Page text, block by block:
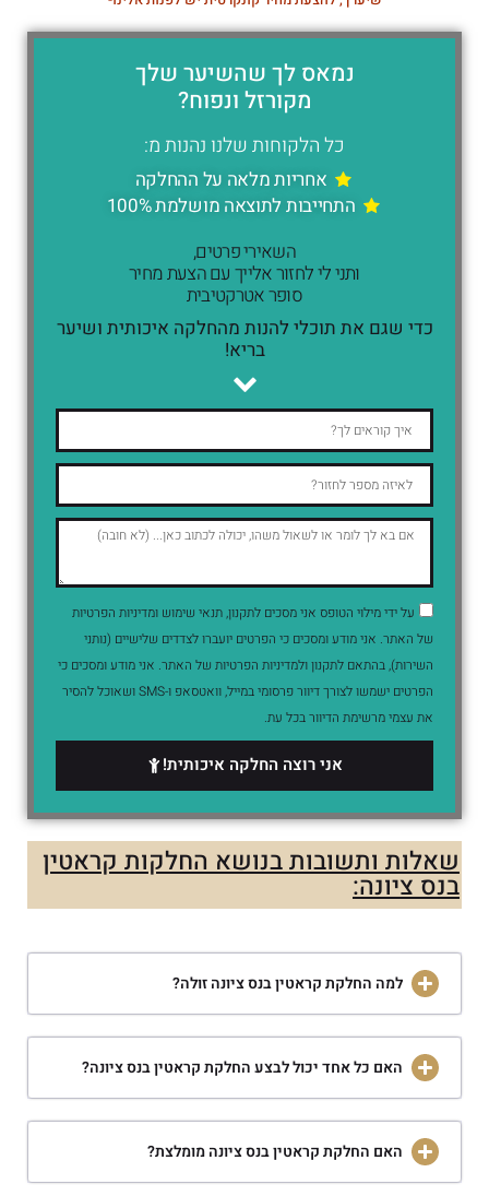
נמאס לך שהשיער שלך
מקורזל ונפוח?
כל הלקוחות שלנו נהנות מ:
אחריות מלאה על ההחלקה
התחייבות לתוצאה מושלמת 100%
השאירי פרטים,
ותני לי לחזור אלייך עם הצעת מחיר
סופר אטרקטיבית
כדי שגם את תוכלי להנות מהחלקה איכותית ושיער
בריא!
על ידי מילוי הטופס אני מסכים לתקנון, תנאי שימוש ומדיניות הפרטיות
של האתר. אני מודע ומסכים כי הפרטים יועברו לצדדים שלישיים (נותני
השירות), בהתאם לתקנון ולמדיניות הפרטיות של האתר. אני מודע ומסכים כי
הפרטים ישמשו לצורך דיוור פרסומי במייל, וואטסאפ ו-SMS ושאוכל להסיר
את עצמי מרשימת הדיוור בכל עת.
אני רוצה החלקה איכותית!
שאלות ותשובות בנושא החלקות קראטין
בנס ציונה:
למה החלקת קראטין בנס ציונה זולה?
האם כל אחד יכול לבצע החלקת קראטין בנס ציונה?
האם החלקת קראטין בנס ציונה מומלצת?